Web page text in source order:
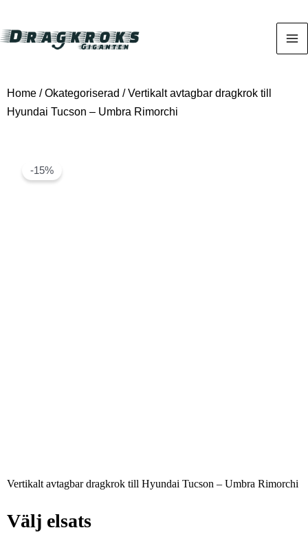
Home /Okategoriserad / Vertikalt avtagbar dragkrok till
Hyundai Tucson – Umbra Rimorchi
-15%
Vertikalt avtagbar dragkrok till Hyundai Tucson – Umbra Rimorchi
Välj elsats